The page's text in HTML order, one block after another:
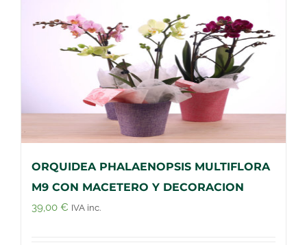
ORQUIDEA PHALAENOPSIS MULTIFLORA
M9 CON MACETERO Y DECORACION
39,00 € IVA inc.